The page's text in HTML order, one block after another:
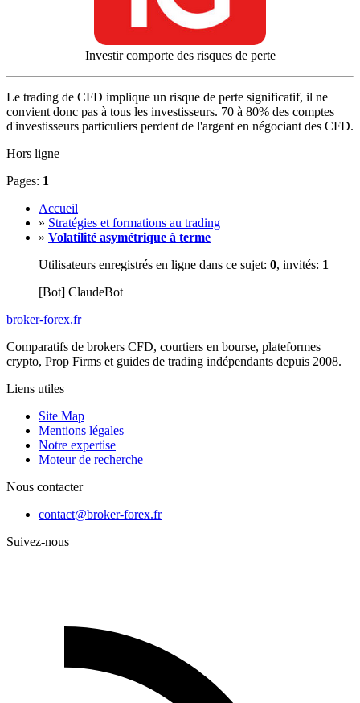
Investir comporte des risques de perte
Le trading de CFD implique un risque de perte significatif, il ne
convient donc pas à tous les investisseurs. 70 à 80% des comptes
d'investisseurs particuliers perdent de l'argent en négociant des CFD.
Hors ligne
Pages: 1
Accueil
» Stratégies et formations au trading
» Volatilité asymétrique à terme
Utilisateurs enregistrés en ligne dans ce sujet: 0, invités: 1
[Bot] ClaudeBot
broker-forex.fr
Comparatifs de brokers CFD, courtiers en bourse, plateformes
crypto, Prop Firms et guides de trading indépendants depuis 2008.
Liens utiles
Site Map
Mentions légales
Notre expertise
Moteur de recherche
Nous contacter
contact@broker-forex.fr
Suivez-nous